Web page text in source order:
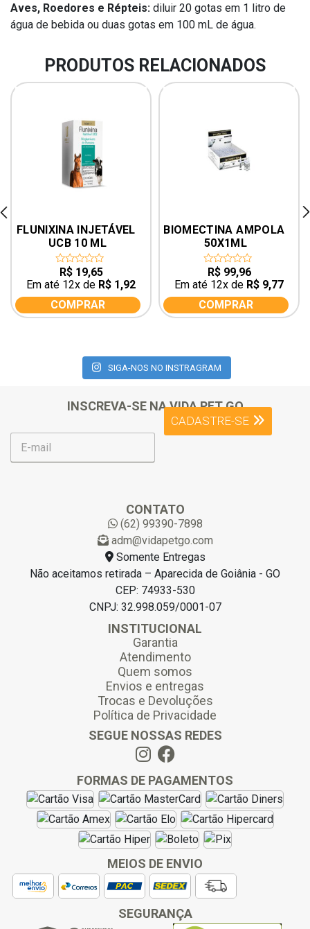
Aves, Roedores e Répteis: diluir 20 gotas em 1 litro de
água de bebida ou duas gotas em 100 mL de água.
PRODUTOS RELACIONADOS
FLUNIXINA INJETÁVEL
UCB 10 ML
0
out
of
5
R$19,65
Em até 12x de R$ 1,92
COMPRAR
BIOMECTINA AMPOLA
50X1ML
0
out
of
5
R$99,96
Em até 12x de R$ 9,77
COMPRAR
SIGA-NOS NO INSTRAGRAM
INSCREVA-SE NA VIDA PET GO
E
m
CADASTRE-SE
CONTATO
(62) 99390-7898
adm@vidapetgo.com
Somente Entregas
Não aceitamos retirada – Aparecida de Goiânia - GO
CEP: 74933-530
CNPJ: 32.998.059/0001-07
INSTITUCIONAL
Garantia
Atendimento
Quem somos
Envios e entregas
Trocas e Devoluções
Política de Privacidade
SEGUE NOSSAS REDES
FORMAS DE PAGAMENTOS
MEIOS DE ENVIO
SEGURANÇA